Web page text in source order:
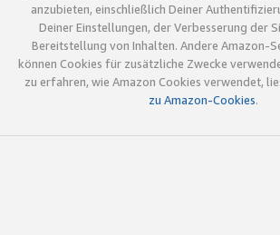
anzubieten, einschließlich Deiner
Deiner Einstellungen, der Verbesserung der
Bereitstellung von Inhalten. Andere Amazon-
können Cookies für zusätzliche Zwecke
zu erfahren, wie Amazon Cookies verwendet,
zu Amazon-Cookies.